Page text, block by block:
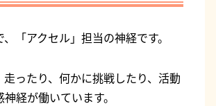
「アクセル」担当の神経です。
ったり、何かに挑戦したり、活動
経が働いています。